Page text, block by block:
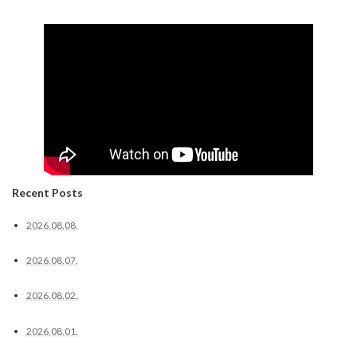
Recent Posts
2026.08.08.
2026.08.07.
2026.08.02.
2026.08.01.